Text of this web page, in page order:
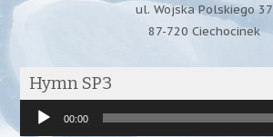
ul. Wojska Polskiego 37
87-720 Ciechocinek
Hymn SP3
Odtwarzacz
plików
00:00